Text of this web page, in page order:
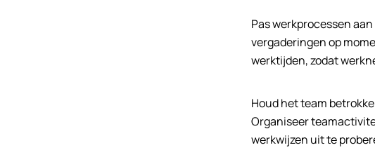
Pas werkprocessen
vergaderingen op
werktijden, zodat
Houd het team
Organiseer
werkwijzen uit te